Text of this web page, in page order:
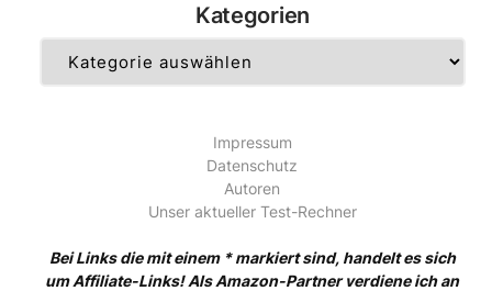
Kategorien
Impressum
Datenschutz
Autoren
Unser aktueller Test-Rechner
Bei Links die mit einem * markiert sind, handelt es sich
um Affiliate-Links! Als Amazon-Partner verdiene ich an